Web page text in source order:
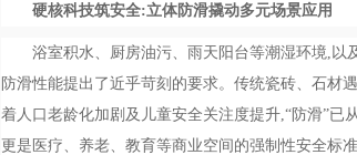
硬核科技筑安全:立体防滑撬动多元场景应用
浴室积水、厨房油污、雨天阳台等潮湿环境,以
防滑性能提出了近乎苛刻的要求。传统瓷砖、石材
着人口老龄化加剧及儿童安全关注度提升,“防滑”已
更是医疗、养老、教育等商业空间的强制性安全标准